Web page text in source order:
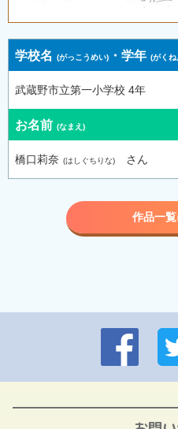
学校名 ・学年
武蔵野市立第一小学校 4年
お名前
橋口莉奈 さん
作品一